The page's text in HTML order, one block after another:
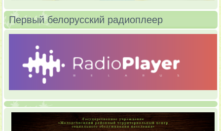
Первый белорусский радиоплеер